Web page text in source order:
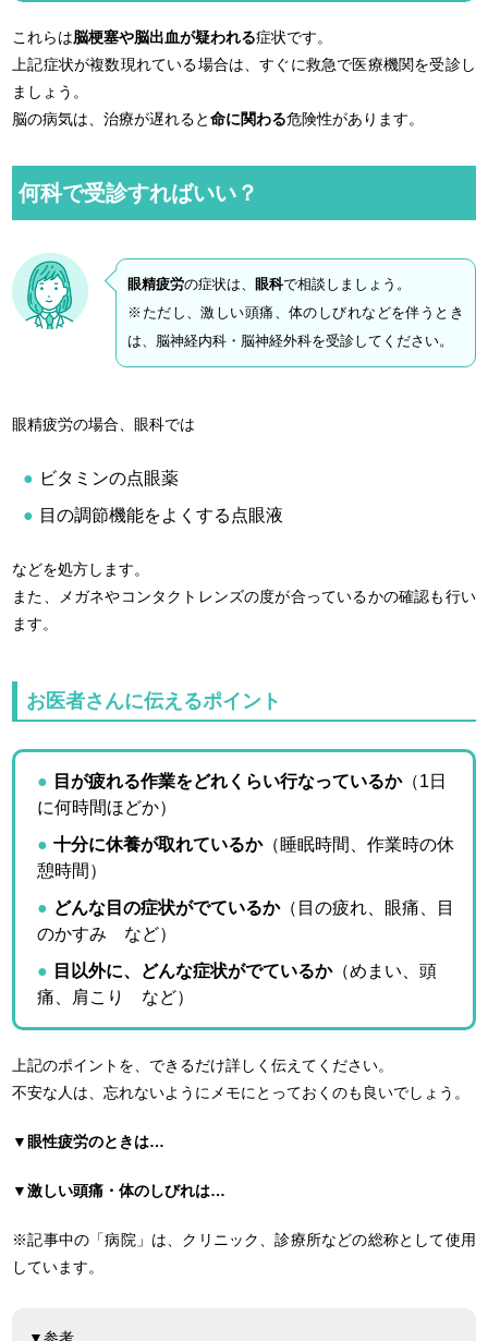
これらは脳梗塞や脳出血が疑われる症状です。
上記症状が複数現れている場合は、すぐに救急で医療機関を受診し
ましょう。
脳の病気は、治療が遅れると命に関わる危険性があります。
何科で受診すればいい？
眼精疲労の症状は、眼科で相談しましょう。
※ただし、激しい頭痛、体のしびれなどを伴うとき
は、脳神経内科・脳神経外科を受診してください。
眼精疲労の場合、眼科では
ビタミンの点眼薬
目の調節機能をよくする点眼液
などを処方します。
また、メガネやコンタクトレンズの度が合っているかの確認も行い
ます。
お医者さんに伝えるポイント
目が疲れる作業をどれくらい行なっているか（1日
に何時間ほどか）
十分に休養が取れているか（睡眠時間、作業時の休
憩時間）
どんな目の症状がでているか（目の疲れ、眼痛、目
のかすみ など）
目以外に、どんな症状がでているか（めまい、頭
痛、肩こり など）
上記のポイントを、できるだけ詳しく伝えてください。
不安な人は、忘れないようにメモにとっておくのも良いでしょう。
▼眼性疲労のときは…
▼激しい頭痛・体のしびれは…
※記事中の「病院」は、クリニック、診療所などの総称として使用
しています。
▼参考